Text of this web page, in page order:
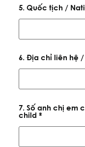
5. Quốc tịch /
6. Địa chỉ liên hệ
7. Số anh chị em
child *